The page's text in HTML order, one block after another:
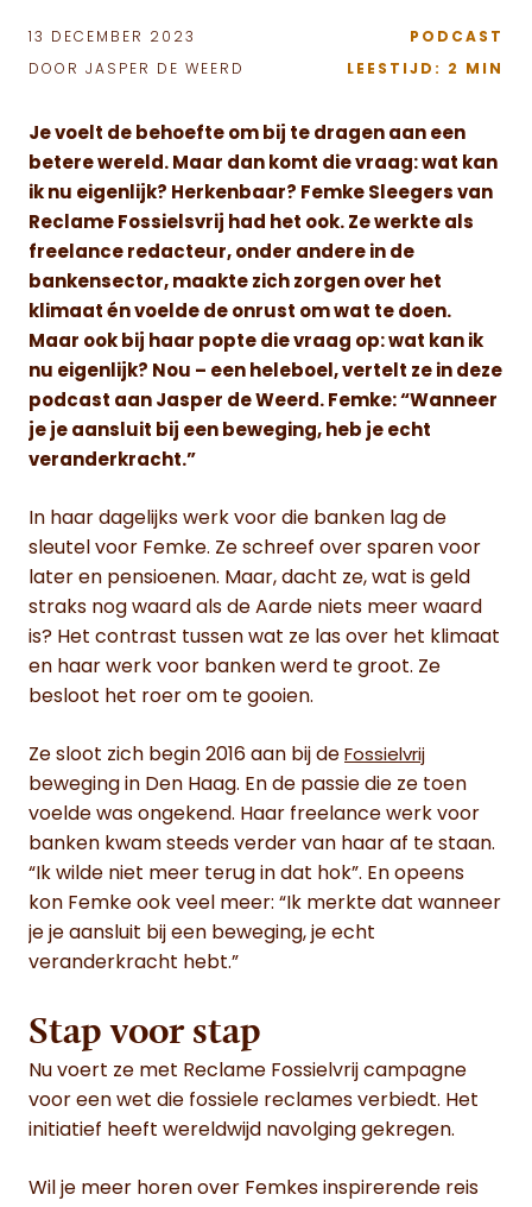
13 DECEMBER 2023
DOOR JASPER DE WEERD
PODCAST
LEESTIJD: 2 MIN
Je voelt de behoefte om bij te dragen aan een
betere wereld. Maar dan komt die vraag: wat kan
ik nu eigenlijk? Herkenbaar? Femke Sleegers van
Reclame Fossielsvrij had het ook. Ze werkte als
freelance redacteur, onder andere in de
bankensector, maakte zich zorgen over het
klimaat én voelde de onrust om wat te doen.
Maar ook bij haar popte die vraag op: wat kan ik
nu eigenlijk? Nou – een heleboel, vertelt ze in deze
podcast aan Jasper de Weerd. Femke: “Wanneer
je je aansluit bij een beweging, heb je echt
veranderkracht.”
In haar dagelijks werk voor die banken lag de
sleutel voor Femke. Ze schreef over sparen voor
later en pensioenen. Maar, dacht ze, wat is geld
straks nog waard als de Aarde niets meer waard
is? Het contrast tussen wat ze las over het klimaat
en haar werk voor banken werd te groot. Ze
besloot het roer om te gooien.
Ze sloot zich begin 2016 aan bij de Fossielvrij
beweging in Den Haag. En de passie die ze toen
voelde was ongekend. Haar freelance werk voor
banken kwam steeds verder van haar af te staan.
“Ik wilde niet meer terug in dat hok”. En opeens
kon Femke ook veel meer: “Ik merkte dat wanneer
je je aansluit bij een beweging, je echt
veranderkracht hebt.”
Stap voor stap
Nu voert ze met Reclame Fossielvrij campagne
voor een wet die fossiele reclames verbiedt. Het
initiatief heeft wereldwijd navolging gekregen.
Wil je meer horen over Femkes inspirerende reis